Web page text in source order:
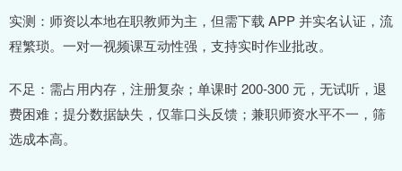
实测：师资以本地在职教师为主，但需下载 APP 并实名认证，流
程繁琐。一对一视频课互动性强，支持实时作业批改。
不足：需占用内存，注册复杂；单课时 200-300 元，无试听，退
费困难；提分数据缺失，仅靠口头反馈；兼职师资水平不一，筛
选成本高。